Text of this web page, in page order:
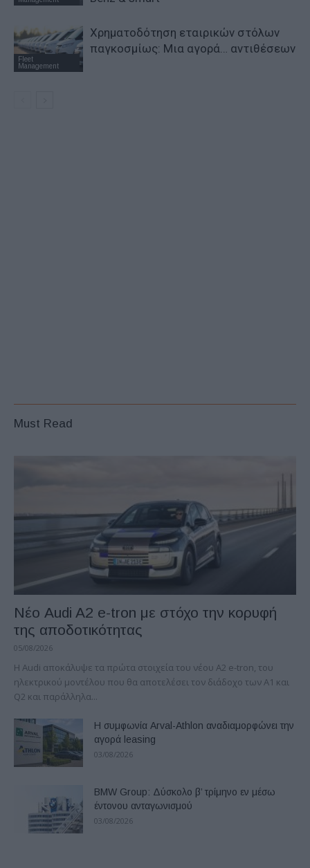
Fleet
Management
Χρηματοδότηση εταιρικών στόλων
παγκοσμίως: Μια αγορά… αντιθέσεων
Must Read
Νέο Audi A2 e-tron με στόχο την κορυφή
της αποδοτικότητας
05/08/2026
Η Audi αποκάλυψε τα πρώτα στοιχεία του νέου A2 e-tron, του
ηλεκτρικού μοντέλου που θα αποτελέσει τον διάδοχο των A1 και
Q2 και παράλληλα...
Η συμφωνία Arval-Athlon αναδιαμορφώνει την
αγορά leasing
03/08/2026
BMW Group: Δύσκολο β’ τρίμηνο εν μέσω
έντονου ανταγωνισμού
03/08/2026